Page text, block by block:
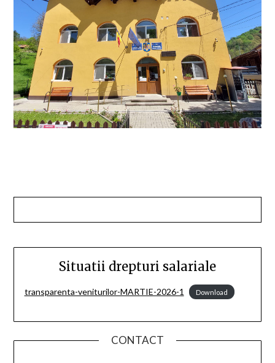
Situatii drepturi salariale
transparenta-veniturilor-MARTIE-2026-1 Download
CONTACT